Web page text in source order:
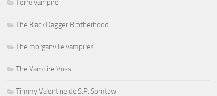
Terre vampire
The Black Dagger Brotherhood
The morganville vampires
The Vampire Voss
Timmy Valentine de S.P. Somtow